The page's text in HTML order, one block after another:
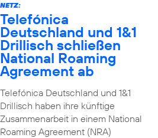
NETZ:
Telefónica
Deutschland und 1&1
Drillisch schließen
National Roaming
Agreement ab
Telefónica Deutschland und 1&1
Drillisch haben ihre künftige
Zusammenarbeit in einem National
Roaming Agreement (NRA)